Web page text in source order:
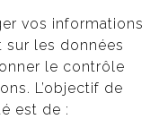
vos informations
sur les données
le contrôle
L’objectif de
est de :